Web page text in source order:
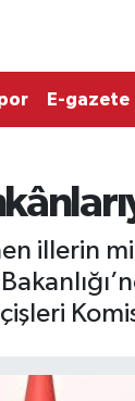
E-gazete
illerin